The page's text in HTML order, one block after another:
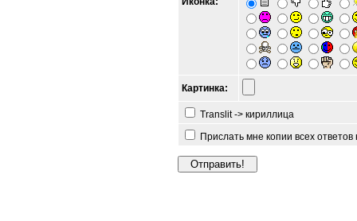
Картинка:
Translit -> кириллица
Прислать мне копии всех